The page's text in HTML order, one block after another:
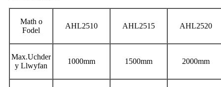
Math o
Fodel
AHL2510 AHL2515 AHL2520
Max.Uchder
y Llwyfan
1000mm 1500mm 2000mm